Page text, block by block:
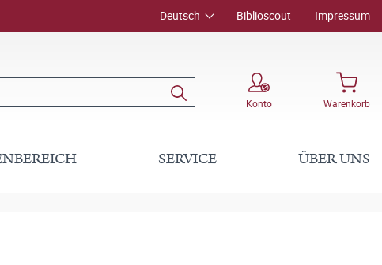
Deutsch Biblioscout Impressum
Konto Warenkorb
SERVICE ÜBER UNS